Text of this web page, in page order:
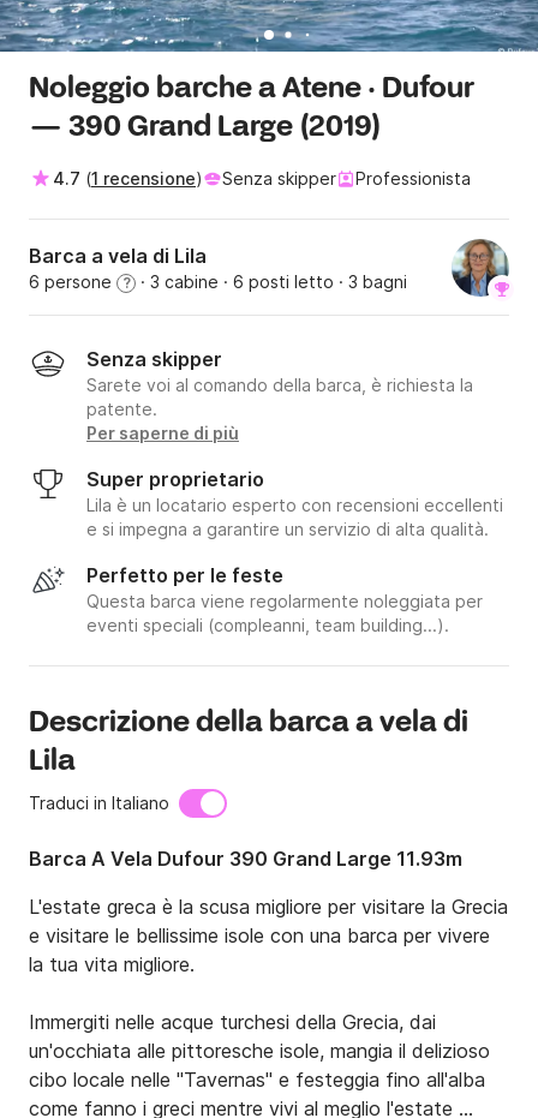
Noleggio barche a Atene · Dufour
— 390 Grand Large (2019)
4.7 (1 recensione) Senza skipper Professionista
Barca a vela di Lila
6 persone ? · 3 cabine · 6 posti letto · 3 bagni
Senza skipper
Sarete voi al comando della barca, è richiesta la
patente.
Per saperne di più
Super proprietario
Lila è un locatario esperto con recensioni eccellenti
e si impegna a garantire un servizio di alta qualità.
Perfetto per le feste
Questa barca viene regolarmente noleggiata per
eventi speciali (compleanni, team building...).
Descrizione della barca a vela di
Lila
Traduci in Italiano
Barca A Vela Dufour 390 Grand Large 11.93m
L'estate greca è la scusa migliore per visitare la Grecia
e visitare le bellissime isole con una barca per vivere
la tua vita migliore.
Immergiti nelle acque turchesi della Grecia, dai
un'occhiata alle pittoresche isole, mangia il delizioso
cibo locale nelle "Tavernas" e festeggia fino all'alba
come fanno i greci mentre vivi al meglio l'estate